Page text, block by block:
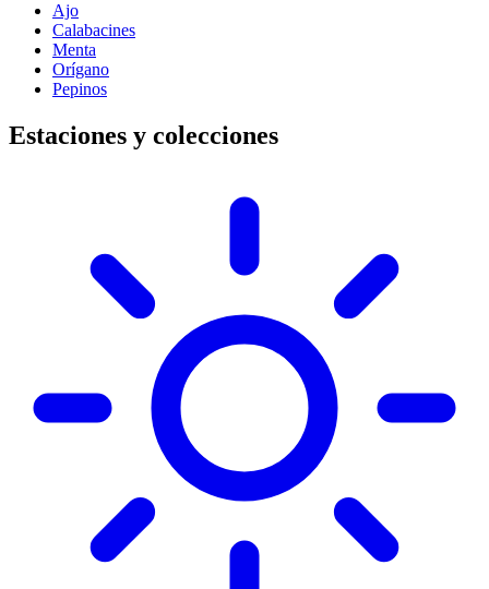
Ajo
Calabacines
Menta
Orígano
Pepinos
Estaciones y colecciones